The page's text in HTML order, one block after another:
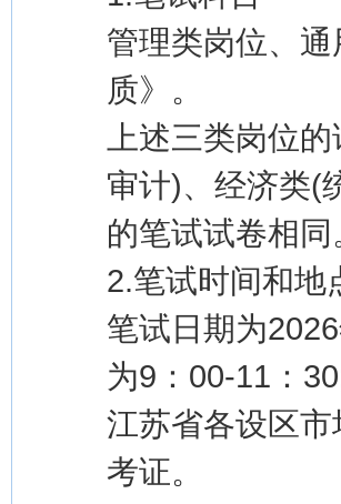
管理类岗位、
质》。
上述三类岗位
审计)、经济类(
的笔试试卷相
2.笔试时间和地
笔试日期为
为9：00-11：
江苏省各设区
考证。